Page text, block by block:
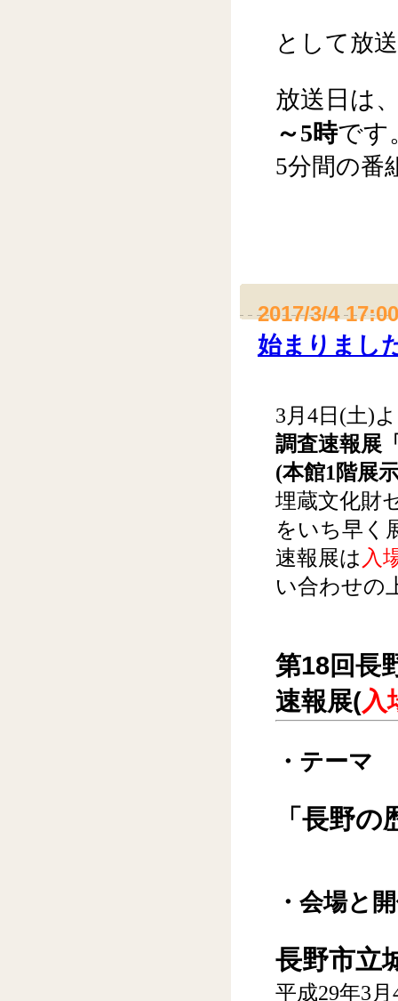
として放
放送日は
～5時です
5分間の番
2017/3/4 17:00
始まりまし
3月4日(土)
調査速報展
(本館1階展
埋蔵文化財
をいち早く
速報展は 入
い合わせの
第18回長
速報展(入
・テーマ
「長野
・会場と
長野市立
平成29年3